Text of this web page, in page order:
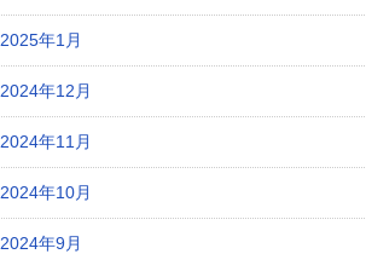
2025年1月
2024年12月
2024年11月
2024年10月
2024年9月